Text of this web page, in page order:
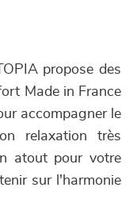
propose des
Made in France
accompagner le
relaxation très
atout pour votre
sur l'harmonie